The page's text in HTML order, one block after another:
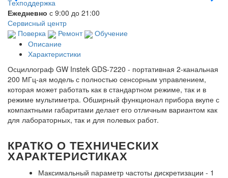
Техподдержка
Ежедневно с 9:00 до 21:00
Сервисный центр
Поверка
Ремонт
Обучение
Описание
Характеристики
Осциллограф GW Instek GDS-7220 - портативная 2-канальная
200 МГц-ая модель с полностью сенсорным управлением,
которая может работать как в стандартном режиме, так и в
режиме мультиметра. Обширный функционал прибора вкупе с
компактными габаритами делает его отличным вариантом как
для лабораторных, так и для полевых работ.
КРАТКО О ТЕХНИЧЕСКИХ
ХАРАКТЕРИСТИКАХ
Максимальный параметр частоты дискретизации - 1